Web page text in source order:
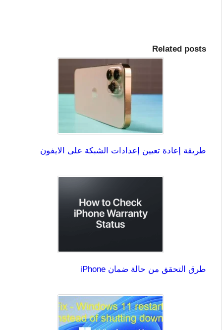
Related posts
طريقة إعادة تعيين إعدادات الشبكة على الايفون
طرق التحقق من حالة ضمان iPhone